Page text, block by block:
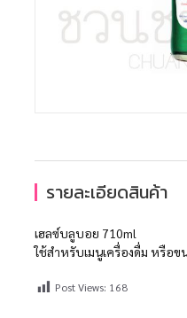
รายละเอียดสินค้า
เฮลซ์บลูบอย 710ml
ใช้สำหรับเมนูเครื่องดื่ม หรือ
Post Views: 168